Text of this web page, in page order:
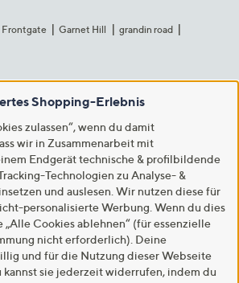
Frontgate Garnet Hill
grandin road
Shopping-Erlebnis
zulassen“, wenn du damit
wir in Zusammenarbeit mit
Endgerät technische & profilbildende
Technologien zu Analyse- &
und auslesen. Wir nutzen diese für
personalisierte Werbung. Wenn du dies
„Alle Cookies ablehnen“ (für essenzielle
nicht erforderlich). Deine
und für die Nutzung dieser Webseite
sie jederzeit widerrufen, indem du